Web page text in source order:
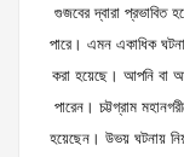
গুজবের দ্বারা প্রভাবিত
পারে। এমন একাধিক ঘটনা
করা হয়েছে। আপনি বা
পারেন। চট্টগ্রাম
হয়েছেন। উভয় ঘটনায়